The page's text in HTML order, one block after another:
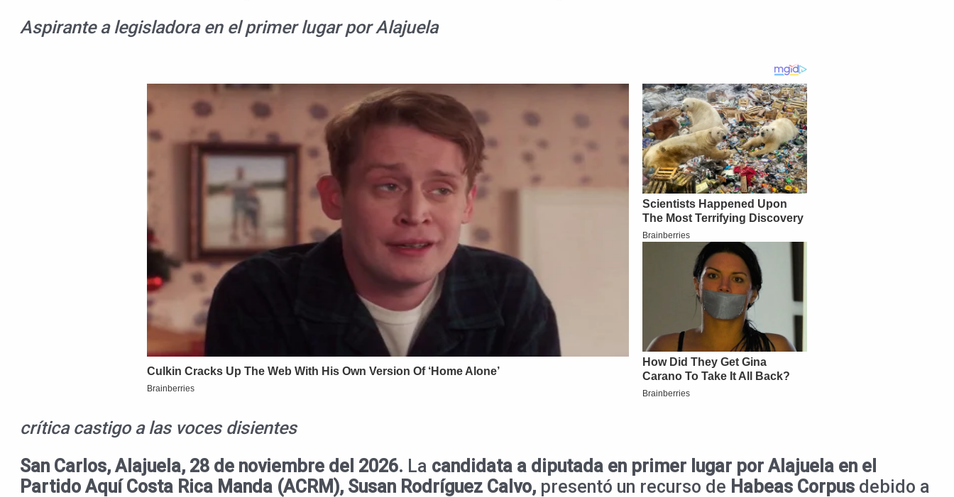
Aspirante a legisladora en el primer lugar por Alajuela
crítica castigo a las voces disientes
San Carlos, Alajuela, 28 de noviembre del 2026. La candidata a diputada en primer lugar por Alajuela en el
Partido Aquí Costa Rica Manda (ACRM), Susan Rodríguez Calvo, presentó un recurso de Habeas Corpus debido a